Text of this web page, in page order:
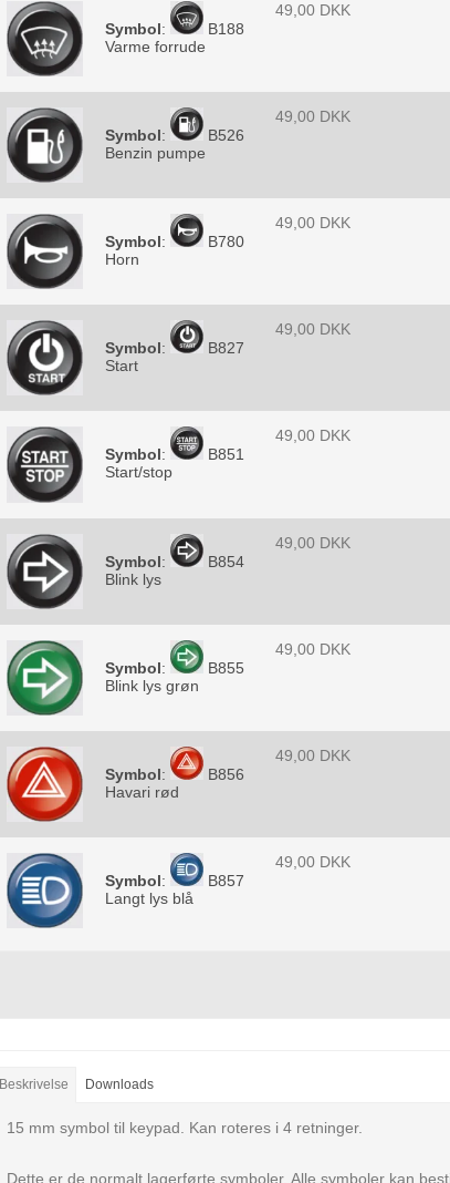
Symbol:
B188
Varme forrude
49,00 DKK
Symbol:
B526
Benzin pumpe
49,00 DKK
Symbol:
B780
Horn
49,00 DKK
Symbol:
B827
Start
49,00 DKK
Symbol:
B851
Start/stop
49,00 DKK
Symbol:
B854
Blink lys
49,00 DKK
Symbol:
B855
Blink lys grøn
49,00 DKK
Symbol:
B856
Havari rød
49,00 DKK
Symbol:
B857
Langt lys blå
49,00 DKK
Beskrivelse Downloads
15 mm symbol til keypad. Kan roteres i 4 retninger.
Dette er de normalt lagerførte symboler. Alle symboler kan